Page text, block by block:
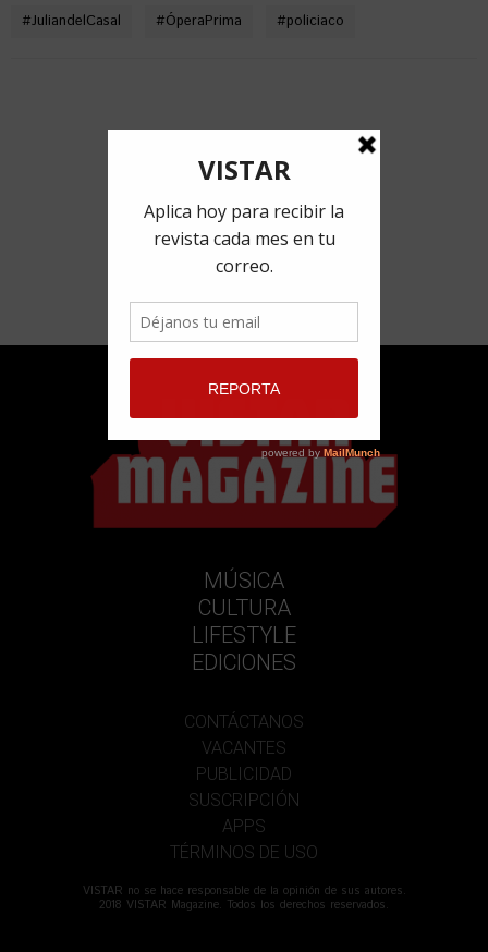
#JuliandelCasal #ÓperaPrima #policiaco
MÚSICA
CULTURA
LIFESTYLE
EDICIONES
CONTÁCTANOS
VACANTES
PUBLICIDAD
SUSCRIPCIÓN
APPS
TÉRMINOS DE USO
VISTAR no se hace responsable de la opinión de sus autores.
2018 VISTAR Magazine. Todos los derechos reservados.